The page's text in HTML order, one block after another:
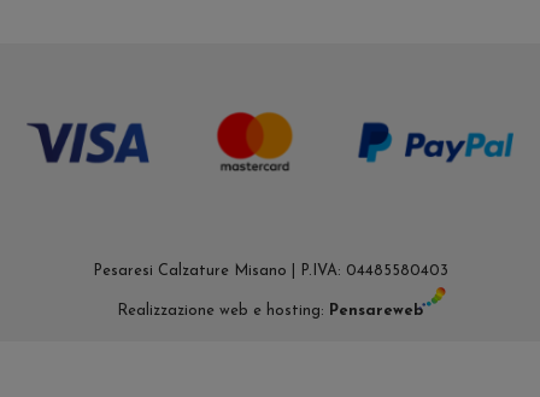
Pesaresi Calzature Misano | P.IVA: 04485580403
Realizzazione web e hosting: Pensareweb